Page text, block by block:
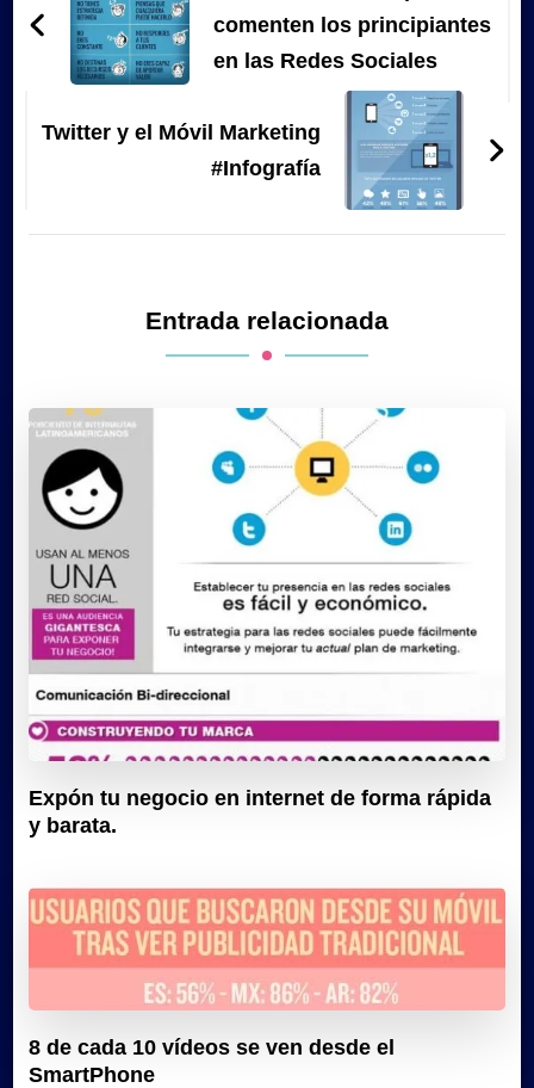
entradas
comenten los principiantes
en las Redes Sociales
Twitter y el Móvil Marketing
#Infografía
Entrada relacionada
Expón tu negocio en internet de forma rápida
y barata.
8 de cada 10 vídeos se ven desde el
SmartPhone